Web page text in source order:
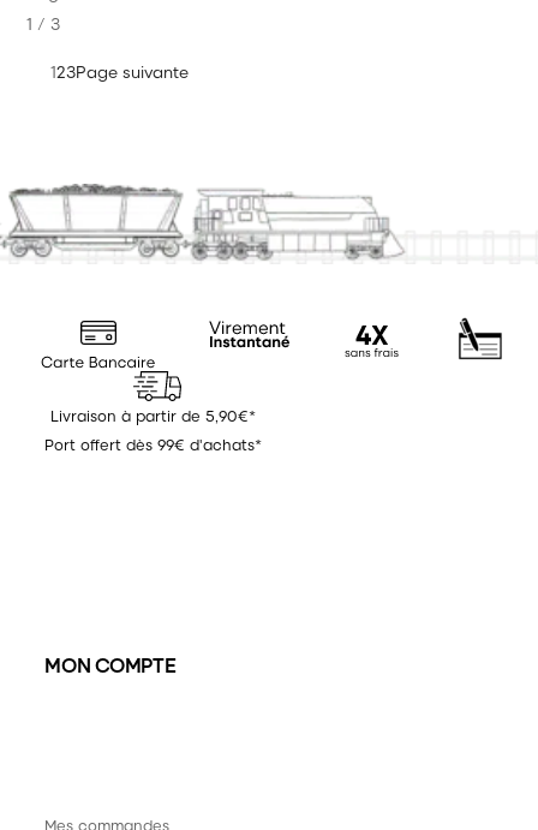
1 / 3
123Page suivante
Livraison à partir de 5,90€*
Port offert dès 99€ d'achats*
MON COMPTE
Mes commandes